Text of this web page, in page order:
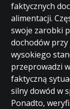
faktycznych
alimentacji.
swoje zarobki
dochodów
wysokiego
przeprowadzi
faktyczną
silny dowód w
Ponadto,